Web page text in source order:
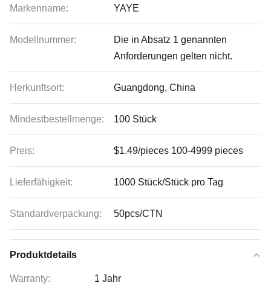
Markenname: YAYE
Modellnummer:
Die in Absatz 1 genannten
Anforderungen gelten nicht.
Herkunftsort: Guangdong, China
Mindestbestellmenge: 100 Stück
Preis: $1.49/pieces 100-4999 pieces
Lieferfähigkeit: 1000 Stück/Stück pro Tag
Standardverpackung: 50pcs/CTN
Produktdetails
Warranty: 1 Jahr